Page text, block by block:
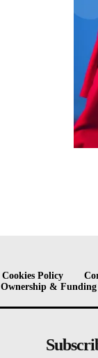
Cookies Policy
Ownership &